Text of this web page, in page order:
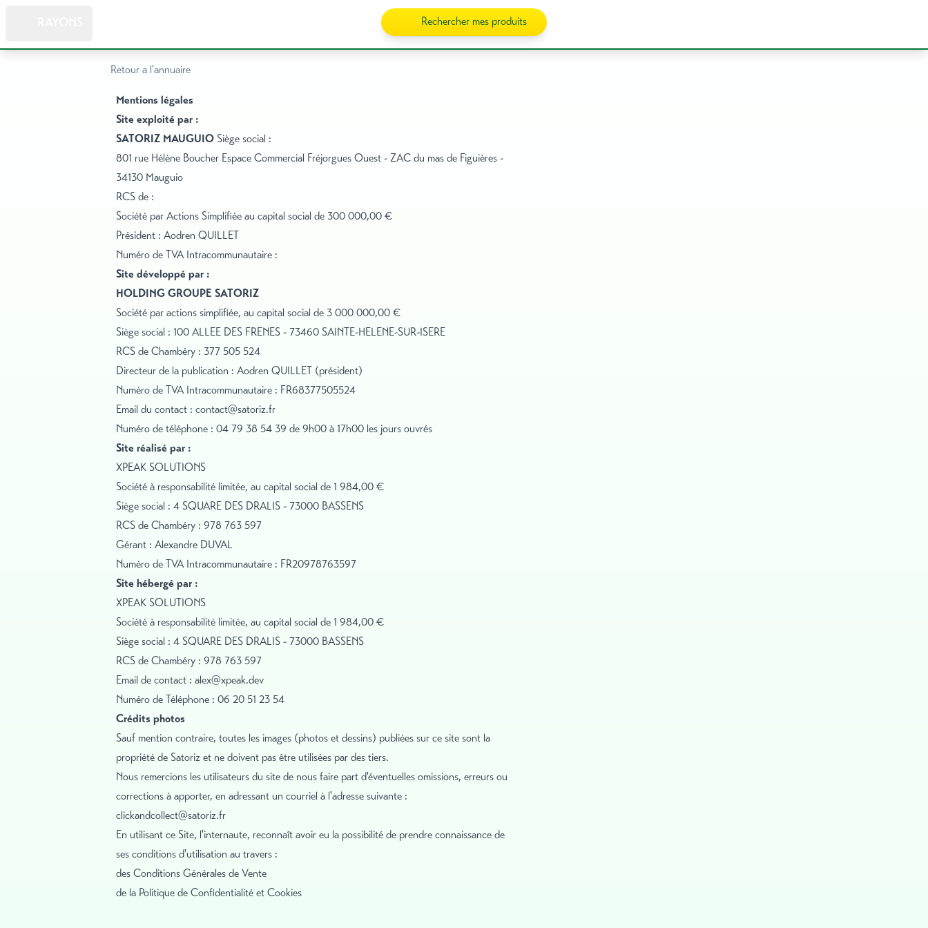
Rechercher mes produits
Retour a l'annuaire
Mentions légales
Site exploité par :
SATORIZ MAUGUIO Siège social :
801 rue Hélène Boucher Espace Commercial Fréjorgues Ouest - ZAC du mas de Figuières -
34130 Mauguio
RCS de :
Société par Actions Simplifiée au capital social de 300 000,00 €
Président : Aodren QUILLET
Numéro de TVA Intracommunautaire :
Site développé par :
HOLDING GROUPE SATORIZ
Société par actions simplifiée, au capital social de 3 000 000,00 €
Siège social : 100 ALLEE DES FRENES - 73460 SAINTE-HELENE-SUR-ISERE
RCS de Chambéry : 377 505 524
Directeur de la publication : Aodren QUILLET (président)
Numéro de TVA Intracommunautaire : FR68377505524
Email du contact : contact@satoriz.fr
Numéro de téléphone : 04 79 38 54 39 de 9h00 à 17h00 les jours ouvrés
Site réalisé par :
XPEAK SOLUTIONS
Société à responsabilité limitée, au capital social de 1 984,00 €
Siège social : 4 SQUARE DES DRALIS - 73000 BASSENS
RCS de Chambéry : 978 763 597
Gérant : Alexandre DUVAL
Numéro de TVA Intracommunautaire : FR20978763597
Site hébergé par :
XPEAK SOLUTIONS
Société à responsabilité limitée, au capital social de 1 984,00 €
Siège social : 4 SQUARE DES DRALIS - 73000 BASSENS
RCS de Chambéry : 978 763 597
Email de contact : alex@xpeak.dev
Numéro de Téléphone : 06 20 51 23 54
Crédits photos
Sauf mention contraire, toutes les images (photos et dessins) publiées sur ce site sont la
propriété de Satoriz et ne doivent pas être utilisées par des tiers.
Nous remercions les utilisateurs du site de nous faire part d'éventuelles omissions, erreurs ou
corrections à apporter, en adressant un courriel à l'adresse suivante :
clickandcollect@satoriz.fr
En utilisant ce Site, l'internaute, reconnaît avoir eu la possibilité de prendre connaissance de
ses conditions d'utilisation au travers :
des Conditions Générales de Vente
de la Politique de Confidentialité et Cookies